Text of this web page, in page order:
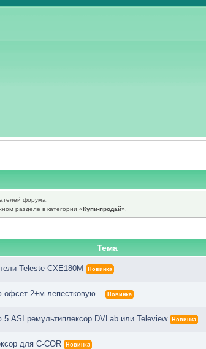
форума.
разделе в категории «Купи-продай».
Тема
Teleste CXE180M Новинка
офсет 2+м лепестковую.. Новинка
5 ASI ремультиплексор DVLab или Teleview Новинка
для C-COR Новинка